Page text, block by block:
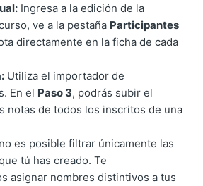
Ingresa a la edición de la
ve a la pestaña Participantes
directamente en la ficha de cada
Utiliza el importador de
En el Paso 3, podrás subir el
notas de todos los inscritos de una
es posible filtrar únicamente las
tú has creado. Te
asignar nombres distintivos a tus